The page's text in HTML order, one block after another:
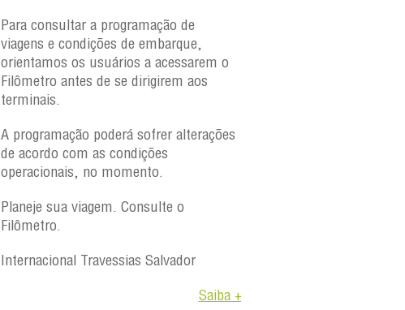
Para consultar a programação de
viagens e condições de embarque,
orientamos os usuários a acessarem o
Filômetro antes de se dirigirem aos
terminais.
A programação poderá sofrer alterações
de acordo com as condições
operacionais, no momento.
Planeje sua viagem. Consulte o
Filômetro.
Internacional Travessias Salvador
Saiba +